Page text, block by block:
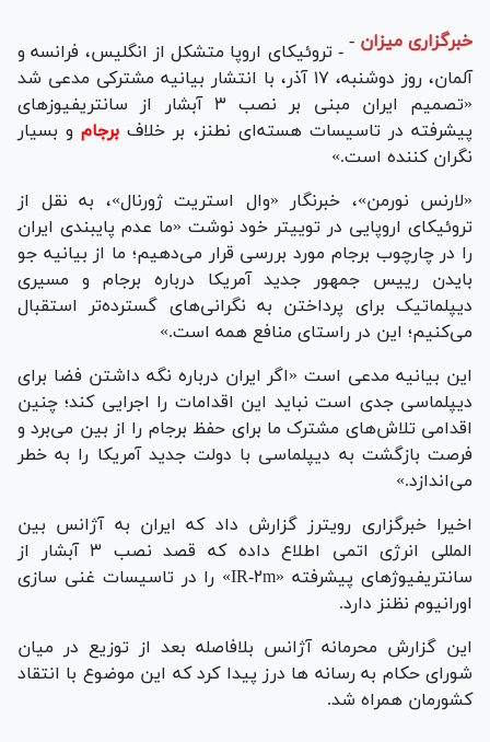
خبرگزاری میزان - - تروئیکای اروپا متشکل از انگلیس، فرانسه و
آلمان، روز دوشنبه، ۱۷ آذر، با انتشار بیانیه مشترکی مدعی شد
«تصمیم ایران مبنی بر نصب ۳ آبشار از سانتریفیوز‌های
پیشرفته در تاسیسات هسته‌‎ای نطنز، بر خلاف
برجام و بسیار
نگران کننده است.»
«لارنس نورمن»، خبرنگار «وال استریت ژورنال»، به نقل از
تروئیکای اروپایی در توییتر خود نوشت «ما عدم پایبندی ایران
را در چارچوب برجام مورد بررسی قرار می‌دهیم؛ ما از بیانیه جو
بایدن رییس جمهور جدید آمریکا درباره برجام و مسیری
دیپلماتیک برای پرداختن به نگرانی‌های گسترده‌تر استقبال
می‌کنیم؛ این در راستای منافع همه است.»
این بیانیه مدعی است «اگر ایران درباره نگه داشتن فضا برای
دیپلماسی جدی است نباید این اقدامات را اجرایی کند؛ چنین
اقدامی تلاش‌های مشترک ما برای حفظ برجام را از بین می‌برد و
فرصت بازگشت به دیپلماسی با دولت جدید آمریکا را به خطر
می‌اندازد.»
اخیرا خبرگزاری رویترز گزارش داد که ایران به آژانس بین
المللی انرژی اتمی اطلاع داده که قصد نصب ۳ آبشار از
سانتریفیوژ‌های پیشرفته «IR-۲m» را در تاسیسات غنی سازی
اورانیوم نظنز دارد.
این گزارش محرمانه آژانس بلافاصله بعد از توزیع در میان
شورای حکام به رسانه ها درز پیدا کرد که این موضوع با انتقاد
کشورمان همراه شد.